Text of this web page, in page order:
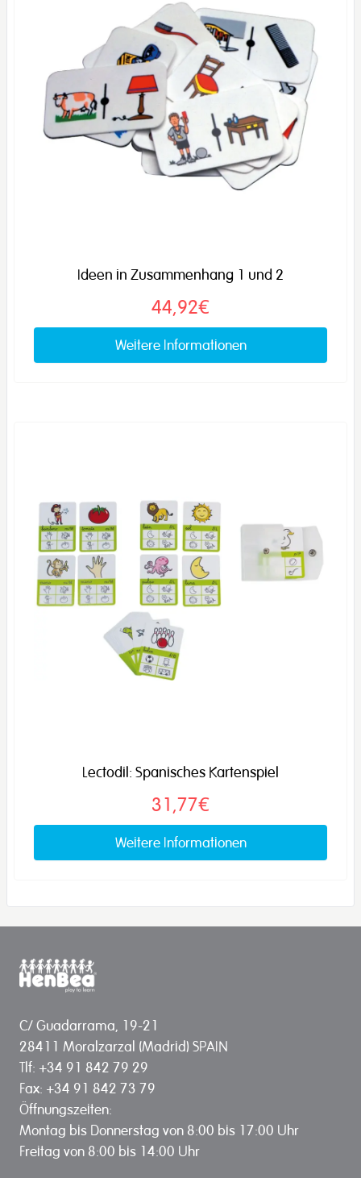
Ideen in Zusammenhang 1 und 2
44,92€
Weitere Informationen
Lectodil: Spanisches Kartenspiel
31,77€
Weitere Informationen
C/ Guadarrama, 19-21
28411 Moralzarzal (Madrid) SPAIN
Tlf: +34 91 842 79 29
Fax: +34 91 842 73 79
Öffnungszeiten:
Montag bis Donnerstag von 8:00 bis 17:00 Uhr
Freitag von 8:00 bis 14:00 Uhr